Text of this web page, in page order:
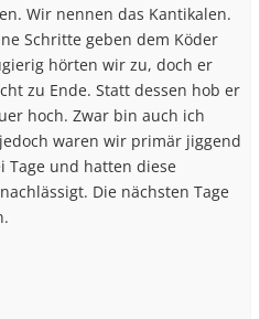
Wir nennen das Kantikalen.
Schritte geben dem Köder
hörten wir zu, doch er
zu Ende. Statt dessen hob er
hoch. Zwar bin auch ich
waren wir primär jiggend
Tage und hatten diese
Die nächsten Tage